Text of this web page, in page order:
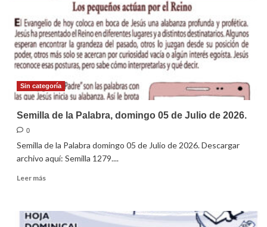
Sin categoría
Semilla de la Palabra, domingo 05 de Julio de 2026.
0
Semilla de la Palabra domingo 05 de Julio de 2026. Descargar
archivo aquí: Semilla 1279....
Leer másLeer
Semilla
de